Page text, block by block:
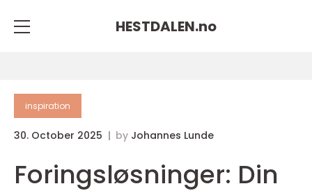
HESTDALEN.no
inspiration
30. October 2025 by Johannes Lunde
Foringsløsninger: Din